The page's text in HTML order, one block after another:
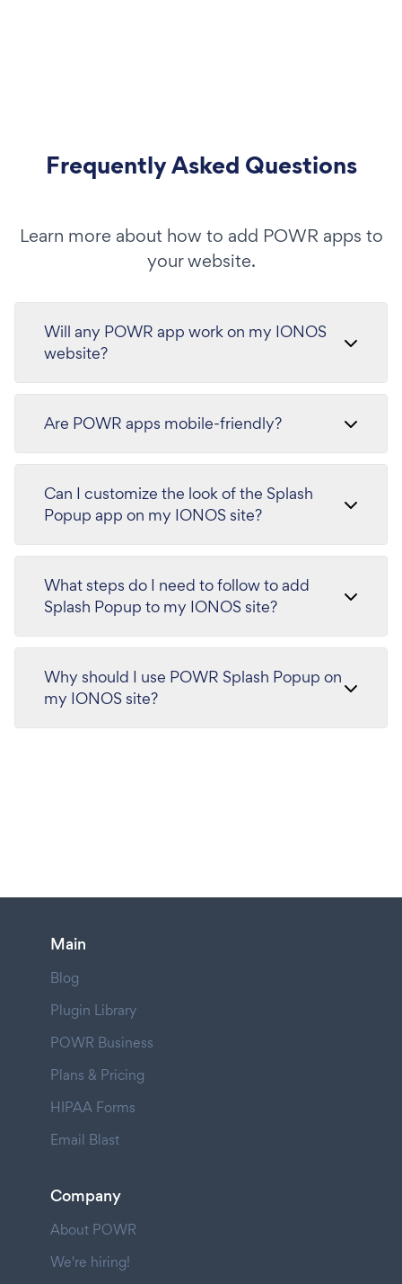
Frequently Asked Questions
Learn more about how to add POWR apps to
your website.
Will any POWR app work on my IONOS
website?
Are POWR apps mobile-friendly?
Can I customize the look of the Splash
Popup app on my IONOS site?
What steps do I need to follow to add
Splash Popup to my IONOS site?
Why should I use POWR Splash Popup on
my IONOS site?
Main
Blog
Plugin Library
POWR Business
Plans & Pricing
HIPAA Forms
Email Blast
Company
About POWR
We're hiring!